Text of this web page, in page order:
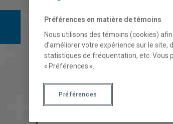
COURS//
Description
Préférences en matière de témoins
Nous utilisons des témoins (cookies)
d’améliorer votre expérience sur le site,
statistiques de fréquentation, etc. Vous
« Préférences ».
Préférences